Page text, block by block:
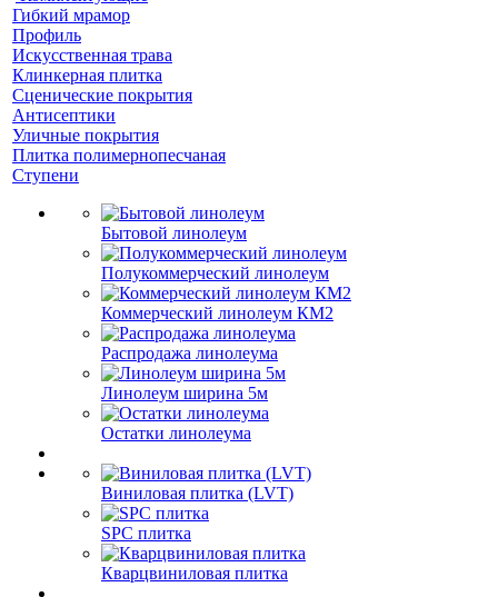
Гибкий мрамор
Профиль
Искусственная трава
Клинкерная плитка
Сценические покрытия
Антисептики
Уличные покрытия
Плитка полимернопесчаная
Ступени
Бытовой линолеум
Полукоммерческий линолеум
Коммерческий линолеум КМ2
Распродажа линолеума
Линолеум ширина 5м
Остатки линолеума
Виниловая плитка (LVT)
SPC плитка
Кварцвиниловая плитка